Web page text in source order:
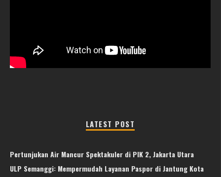
LATEST POST
Pertunjukan Air Mancur Spektakuler di PIK 2, Jakarta Utara
ULP Semanggi: Mempermudah Layanan Paspor di Jantung Kota